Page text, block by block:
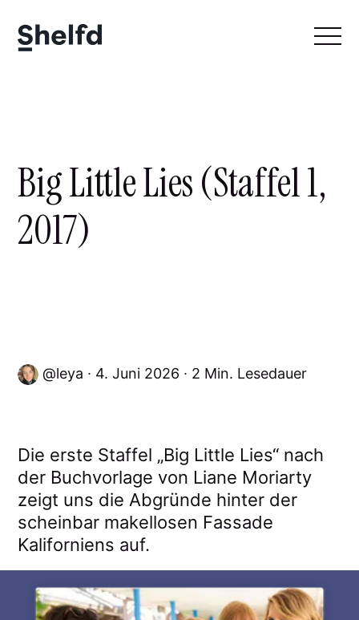
leya 4. Juni 2026 2 Min. Lesedauer
Big Little Lies (Staffel 1,
2017)
Die erste Staffel „Big Little Lies“ nach
der Buchvorlage von Liane Moriarty
zeigt uns die Abgründe hinter der
scheinbar makellosen Fassade
Kaliforniens auf.